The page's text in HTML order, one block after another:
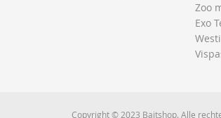
Zoo
Exo
Copyright © 2023 Baitshop. Alle